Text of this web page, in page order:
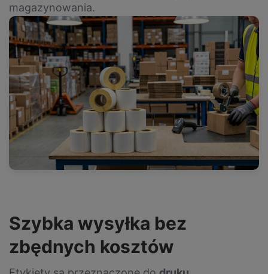
magazynowania.
Szybka wysyłka bez
zbędnych kosztów